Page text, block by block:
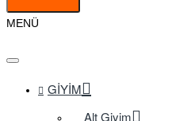
MENÜ
GIYIM
Alt Giyim